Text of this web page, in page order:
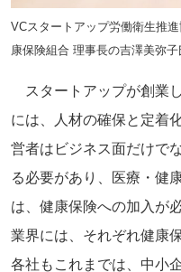
VCスタートアップ労働衛生推
康保険組合 理事長の吉澤美弥子
スタートアップが創業
には、人材の確保と定着
営者はビジネス面だけで
る必要があり、医療・健
は、健康保険への加入が
業界には、それぞれ健康
各社もこれまでは、中小